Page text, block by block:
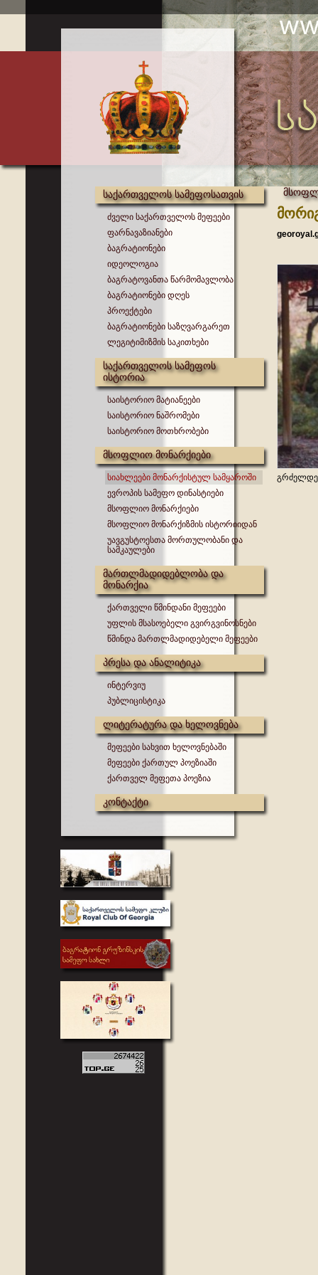
საქართველოს სამეფოსათვის
ძველი საქართველოს მეფეები
ფარნავაზიანები
ბაგრატიონები
იდეოლოგია
ბაგრატოვანთა წარმომავლობა
ბაგრატიონები დღეს
პროექტები
ბაგრატიონები საზღვარგარეთ
ლეგიტიმიზმის საკითხები
საქართველოს სამეფოს
ისტორია
საისტორიო მატიანეები
საისტორიო ნაშრომები
საისტორიო მოთხრობები
მსოფლიო მონარქიები
სიახლეები მონარქისტულ სამყაროში
ევროპის სამეფო დინასტიები
მსოფლიო მონარქიები
მსოფლიო მონარქიზმის ისტორიიდან
უავგუსტოესთა მორთულობანი და
სამკაულები
მართლმადიდებლობა და
მონარქია
ქართველი წმინდანი მეფეები
უფლის მსასოებელი გვირგვინოსნები
წმინდა მართლმადიდებელი მეფეები
პრესა და ანალიტიკა
ინტერვიუ
პუბლიცისტიკა
ლიტერატურა და ხელოვნება
მეფეები სახვით ხელოვნებაში
მეფეები ქართულ პოეზიაში
ქართველ მეფეთა პოეზია
კონტაქტი